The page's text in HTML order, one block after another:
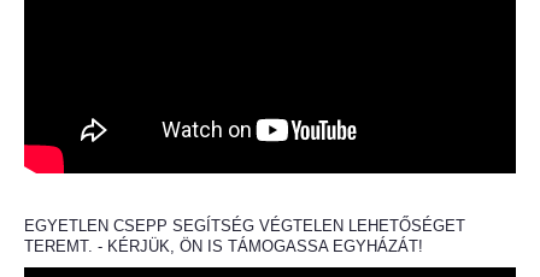
EGYETLEN CSEPP SEGÍTSÉG VÉGTELEN LEHETŐSÉGET
TEREMT. - KÉRJÜK, ÖN IS TÁMOGASSA EGYHÁZÁT!